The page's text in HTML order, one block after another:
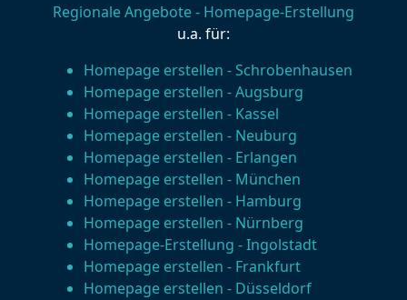
Regionale Angebote - Homepage-Erstellung
u.a. für:
Homepage erstellen - Schrobenhausen
Homepage erstellen - Augsburg
Homepage erstellen - Kassel
Homepage erstellen - Neuburg
Homepage erstellen - Erlangen
Homepage erstellen - München
Homepage erstellen - Hamburg
Homepage erstellen - Nürnberg
Homepage-Erstellung - Ingolstadt
Homepage erstellen - Frankfurt
Homepage erstellen - Düsseldorf